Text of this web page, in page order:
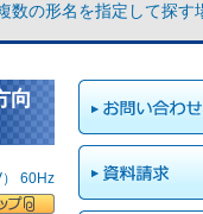
数の形名を指定して探す
向
60Hz